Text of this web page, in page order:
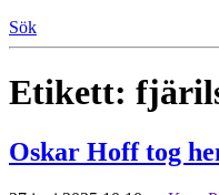
Sök
Etikett:
Oskar Hoff tog